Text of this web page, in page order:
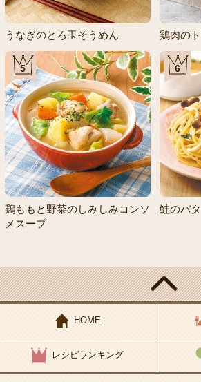
うなぎのとろ玉そうめん 鶏肉の
5
鶏ももと野菜のしみしみコンソ
メスープ
6
鮭のバ
HOME
レシピランキング